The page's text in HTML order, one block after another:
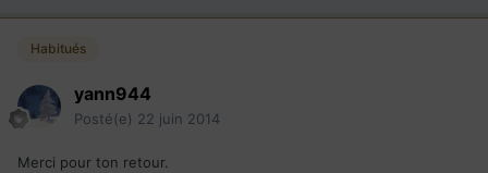
Habitués
yann944
Posté(e) 22 juin 2014
Merci pour ton retour.